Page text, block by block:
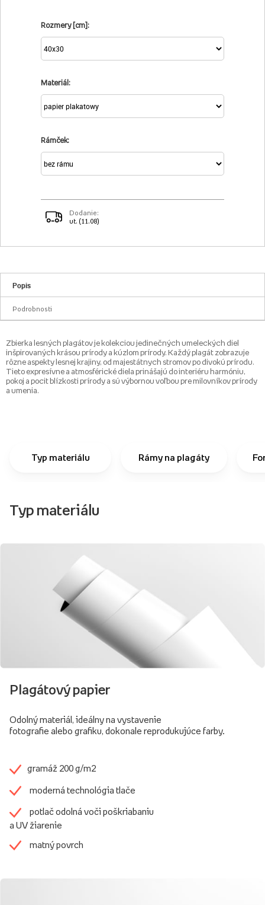
Rozmery [cm]:
Materiál:
Rámček:
Dodanie:
ut. (11.08)
Popis
Podrobnosti
Zbierka lesných plagátov je kolekciou jedinečných umeleckých diel
inšpirovaných krásou prírody a kúzlom prírody. Každý plagát zobrazuje
rôzne aspekty lesnej krajiny, od majestátnych stromov po divokú prírodu.
Tieto expresívne a atmosférické diela prinášajú do interiéru harmóniu,
pokoj a pocit blízkosti prírody a sú výbornou voľbou pre milovníkov prírody
a umenia.
Typ materiálu Rámy na plagáty
Typ materiálu
Plagátový papier
Odolný materiál, ideálny na vystavenie
fotografie alebo grafiku, dokonale reprodukujúce farby.
gramáž 200 g/m2
moderná technológia tlače
potlač odolná voči poškriabaniu
a UV žiarenie
matný povrch